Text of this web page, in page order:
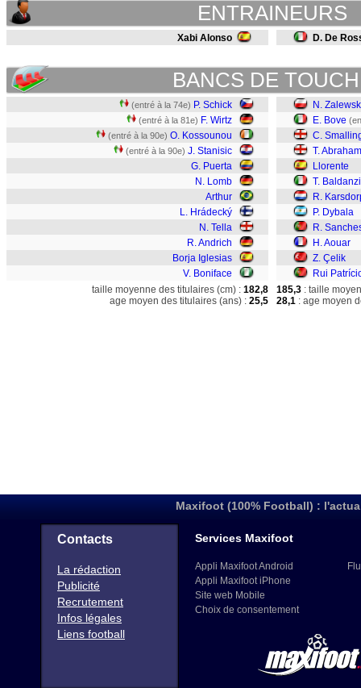
ENTRAINEURS
Xabi Alonso D. De
BANCS DE
(entré à la 74e) P. Schick
(entré à la 81e) F. Wirtz
(entré à la 90e) O. Kossounou
(entré à la 90e) J. Stanisic
G. Puerta
N. Lomb
Arthur
L. Hrádecký
N. Tella
R. Andrich
Borja Iglesias
V. Boniface
N.
E. Bove
C.
T. Abraham
Llorente
T. Baldanzi
R.
P. Dybala
R.
H. Aouar
Z. Çelik
Rui
taille moyenne des titulaires (cm) : 182,8
age moyen des titulaires (ans) : 25,5
185,3 : taille
28,1 : age moyen
Maxifoot (100% Football) :
Contacts
La rédaction
Publicité
Recrutement
Infos légales
Liens football
Services Maxifoot
Appli Maxifoot Android
Appli Maxifoot iPhone
Site web Mobile
Choix de consentement